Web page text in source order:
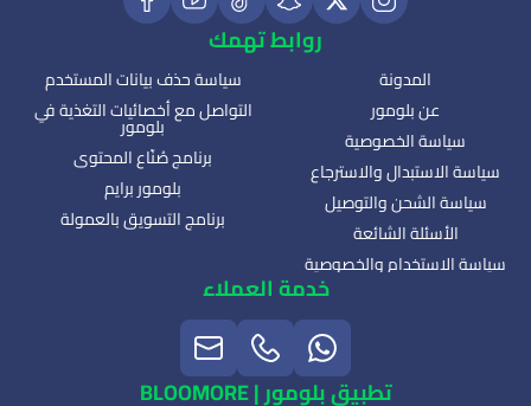
روابط تهمك
المدونة
عن بلومور
سياسة الخصوصية
سياسة الاستبدال والاسترجاع
سياسة الشحن والتوصيل
الأسئلة الشائعة
سياسة الاستخدام والخصوصية
سياسة حذف بيانات المستخدم
التواصل مع أخصائيات التغذية في
بلومور
برنامج صُنّاع المحتوى
بلومور برايم
برنامج التسويق بالعمولة
خدمة العملاء
تطبيق بلومور | BLOOMORE